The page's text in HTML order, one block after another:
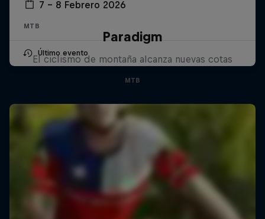
7 – 8 Febrero 2026
MTB
Último evento
Paradigm
El ciclismo de montaña alcanza nuevas cotas
MTB